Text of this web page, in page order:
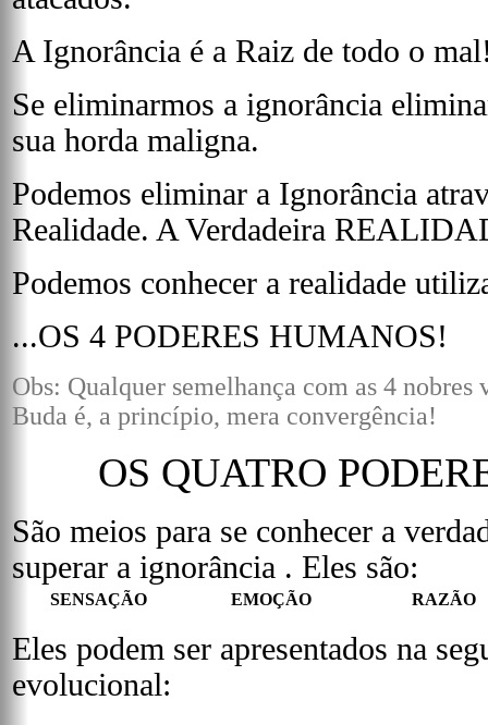
A Ignorância é a Raiz de todo o
Se eliminarmos a ignorância
sua horda maligna.
Podemos eliminar a Ignorância
Realidade. A Verdadeira
Podemos conhecer a realidade
...OS 4 PODERES HUMANOS!
Obs: Qualquer semelhança com as 4 nobres
Buda é, a princípio, mera convergência!
OS QUATRO
São meios para se conhecer a
superar a ignorância . Eles são:
SENSAÇÃO EMOÇÃO RAZÃO
Eles podem ser apresentados na
evolucional: